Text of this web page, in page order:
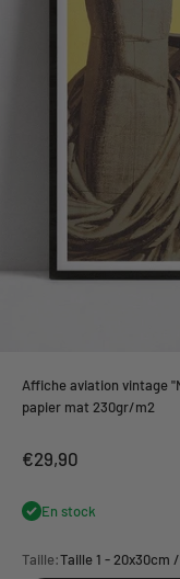
Affiche aviation vintage
papier mat 230gr/m2
Prix de vente
€29,90
En stock
Taille:Taille 1 - 20x30cm